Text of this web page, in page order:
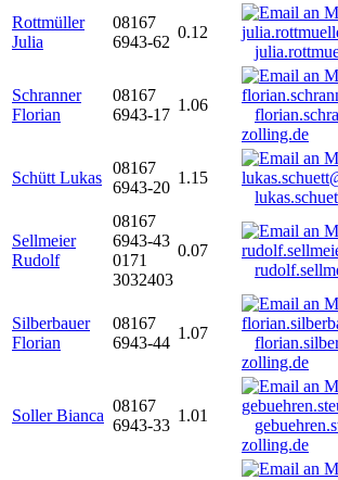
Rottmüller
Julia
08167
6943-62
0.12
Schranner
Florian
08167
6943-17
1.06
zolling.de
Schütt Lukas
08167
6943-20
1.15
Sellmeier
Rudolf
08167
6943-43
0171
3032403
0.07
Silberbauer
Florian
08167
6943-44
1.07
zolling.de
Soller Bianca
08167
6943-33
1.01
zolling.de